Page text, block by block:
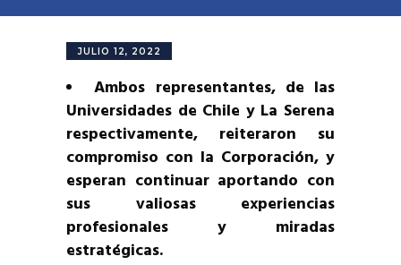
JULIO 12, 2022
Ambos representantes, de las
Universidades de Chile y La Serena
respectivamente, reiteraron su
compromiso con la Corporación, y
esperan continuar aportando con
sus valiosas experiencias
profesionales y miradas
estratégicas.